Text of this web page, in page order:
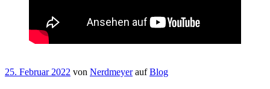
25. Februar 2022 von NerdmeyeraufBlog